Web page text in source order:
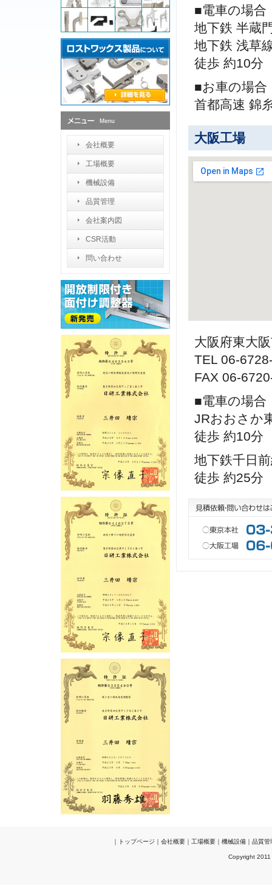
機械整備の写真をアップ致し
ました！
2011.08.08
ホームページをリニューアル
致しました！
会社概要
工場概要
機械設備
品質管理
会社案内図
CSR活動
問い合わせ
■電車の場合
地下鉄 半蔵
地下鉄 浅草
徒歩 約10分
■お車の場合
首都高速 錦
大阪工場
大阪府東大
TEL 06-
FAX 06-
■電車の場合
JRおおさか
徒歩 約10分
地下鉄千日
徒歩 約25分
｜ トップページ ｜ 会社概要｜ 工場概要｜ 機械設備｜ 品質管
Copyright